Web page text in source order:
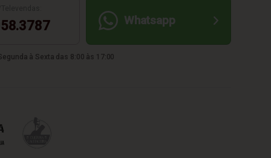
Whatsapp
à Sexta das 8:00 às 17:00